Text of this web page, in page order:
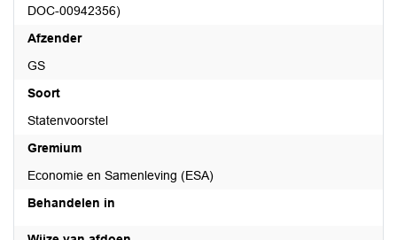
DOC-00942356)
Afzender
GS
Soort
Statenvoorstel
Gremium
Economie en Samenleving (ESA)
Behandelen in